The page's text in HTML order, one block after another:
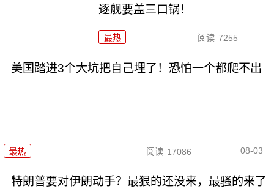
逐舰要盖三口锅！
最热 阅读 7255
美国踏进3个大坑把自己埋了！恐怕一个都爬不出
最热 阅读 17086 08-03
特朗普要对伊朗动手？最狠的还没来，最骚的来了